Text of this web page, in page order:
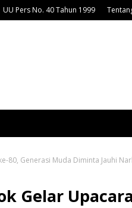
UU Pers No. 40 Tahun 1999
80, Generasi Muda Diminta Jauhi
Gelar